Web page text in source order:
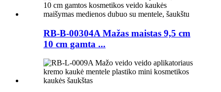
RB-B-00304A Mažas maistas 9,5 cm
10 cm gamta ...